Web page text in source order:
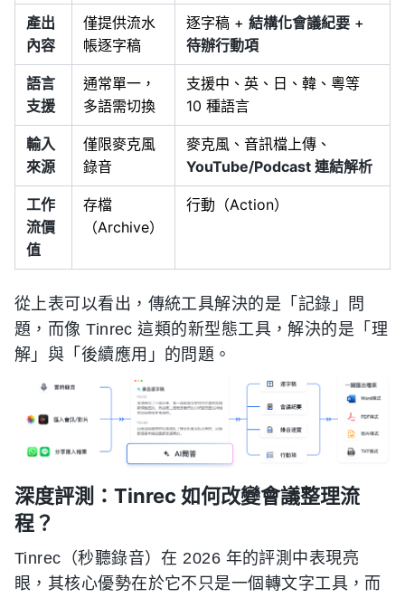
產出
內容
僅提供流水
帳逐字稿
逐字稿 + 結構化會議紀要 +
待辦行動項
語言
支援
通常單一，
多語需切換
支援中、英、日、韓、粵等
10 種語言
輸入
來源
僅限麥克風
錄音
麥克風、音訊檔上傳、
YouTube/Podcast 連結解析
工作
流價
值
存檔
（Archive）
行動（Action）
從上表可以看出，傳統工具解決的是「記錄」問
題，而像 Tinrec 這類的新型態工具，解決的是「理
解」與「後續應用」的問題。
深度評測：Tinrec 如何改變會議整理流
程？
Tinrec（秒聽錄音）在 2026 年的評測中表現亮
眼，其核心優勢在於它不只是一個轉文字工具，而